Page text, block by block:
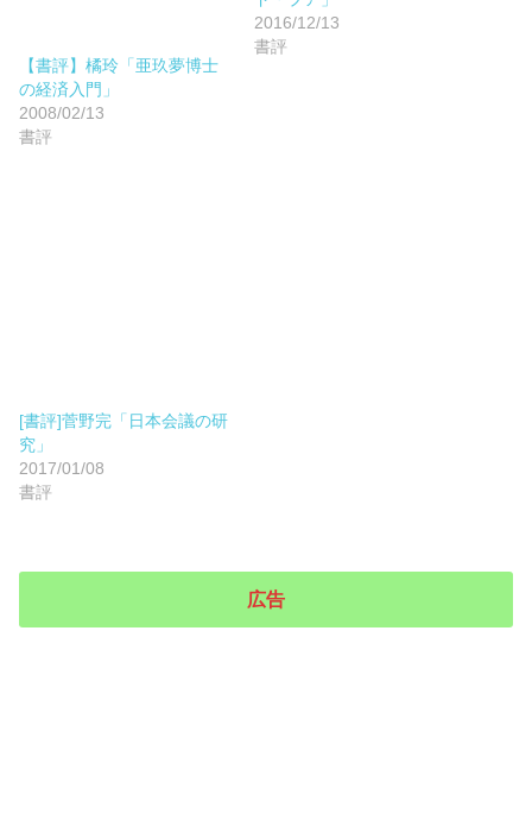
【書評】橘玲「亜玖夢博士
の経済入門」
2008/02/13
書評
2016/12/13
書評
[書評]菅野完「日本会議の研
究」
2017/01/08
書評
広告